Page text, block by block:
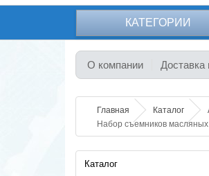
КАТЕГОРИИ
О компании Доставка
Главная Каталог
Набор съемников
Каталог